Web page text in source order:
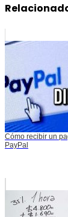
Cómo recibir un
PayPal